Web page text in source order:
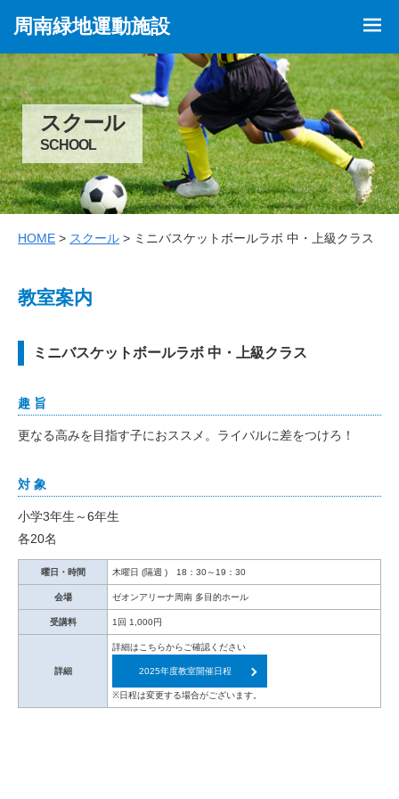
周南緑地運動施設
スクール
SCHOOL
HOME > スクール > ミニバスケットボールラボ 中・上級クラス
教室案内
ミニバスケットボールラボ 中・上級クラス
趣 旨
更なる高みを目指す子におススメ。ライバルに差をつけろ！
対 象
小学3年生～6年生
各20名
曜日・時間 木曜日 (隔週 ) 18：30～19：30
会場 ゼオンアリーナ周南 多目的ホール
受講料 1回 1,000円
詳細
詳細はこちらからご確認ください
2025年度教室開催日程
※日程は変更する場合がございます。